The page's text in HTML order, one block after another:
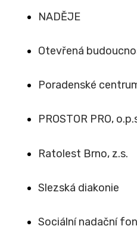
NADĚJE
Otevřená
Poradenské
PROSTOR PRO,
Ratolest Brno, z.s.
Slezská diakonie
Sociální nadační